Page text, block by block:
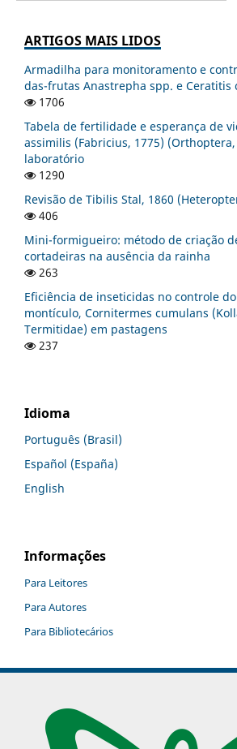
ARTIGOS MAIS LIDOS
Armadilha para monitoramento e
das-frutas Anastrepha spp. e Ceratitis
1706
Tabela de fertilidade e esperança de
assimilis (Fabricius, 1775)
laboratório
1290
Revisão de Tibilis Stal, 1860
406
Mini-formigueiro: método de criação
cortadeiras na ausência da rainha
263
Eficiência de inseticidas no controle
montículo, Cornitermes cumulans
Termitidae) em pastagens
237
Idioma
Português (Brasil)
Español (España)
English
Informações
Para Leitores
Para Autores
Para Bibliotecários